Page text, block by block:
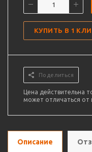
КУПИТЬ В 1
Поделиться
Цена действительна
может отличаться от
Описание